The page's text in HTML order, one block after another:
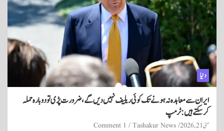
دنیا
ایران سے معاہدہ نہ ہونے تک کوئی ریلیف نہیں دیں گے، ضرورت پڑی تو دوبارہ حملہ
کرسکتے ہیں: ٹرمپ
مئی 21, 2026 Tashakur News
1 Comment